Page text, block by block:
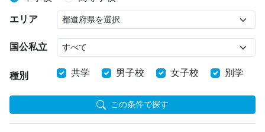
エリア
国公私立
種別 共学 男子校 女子校 別学
この条件で探す